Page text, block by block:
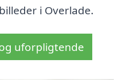
i Overlade.
uforpligtende